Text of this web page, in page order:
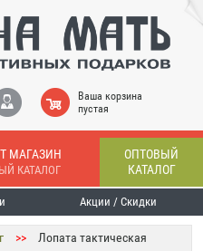
Ваша корзина
пустая
МАГАЗИН
КАТАЛОГ
ОПТОВЫЙ
КАТАЛОГ
Акции / Скидки
>>
Лопата тактическая